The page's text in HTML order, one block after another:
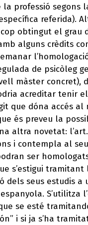
la professió segons
referida).
obtingut el grau
alguns crèdits
de psicòleg
màster concret),
acreditar tenir
que dóna accés al
és preveu la
altra novetat:
i contempla al
ser
s’estigui tramitant
dels seus estudis a
S’utilitza
se esté
i si ja s’ha